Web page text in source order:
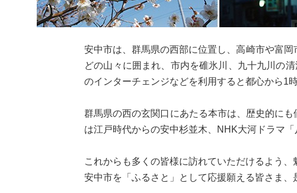
安中市は、群馬県の西部に位置し、高崎市や富
どの山々に囲まれ、市内を碓氷川、九十九川の
のインターチェンジなどを利用すると都心から1
群馬県の西の玄関口にあたる本市は、歴史的に
は江戸時代からの安中杉並木、NHK大河ドラマ
これからも多くの皆様に訪れていただけるよう、
安中市を「ふるさと」として応援願える皆さま、